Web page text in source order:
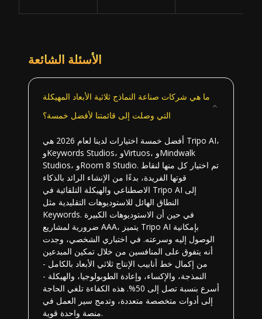
الأسئلة الشائعة
ما هي شركات صناعة النماذج ثلاثية الأبعاد المهيكلة
التي وصلت إلى قائمتنا لأفضل خمسة؟
أفضل خمسة اختيارات لدينا لعام 2026 هي Tripo AI،
وKeywords Studios، وVirtuos، وMindwalk
Studios، وRoom 8 Studio. تم اختيار كل منها لنقاط
قوتها الفريدة، بدءًا من الإنشاء الرائد بالذكاء
الاصطناعي والهيكلة التلقائية في Tripo AI إلى
النطاق الهائل للاستوديوهات التقليدية مثل
Keywords. في حين أن الاستوديوهات الكبيرة
ضرورية لمشاريع AAA، يتميز Tripo AI بإمكانية
الوصول إليه وسرعته. في اختباري الشخصي، وجدت
أنه يتفوق على المنافسين من خلال تمكين المبدعين
من إكمال خط أنابيب الإنتاج ثلاثي الأبعاد بالكامل -
النمذجة، والإكساء، وإعادة الطوبولوجيا، والهيكلة -
أسرع بنسبة تصل إلى 50%. هذه الكفاءة تلغي الحاجة
إلى أدوات متخصصة متعددة، وتدمج سير العمل في
منصة واحدة قوية.